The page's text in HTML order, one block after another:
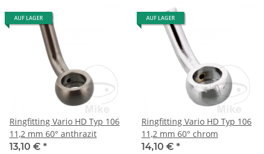
AUF LAGER
Ringfitting Vario HD Typ 106
11,2 mm 60° anthrazit
13,10 € *
AUF LAGER
Ringfitting Vario HD Typ 106
11,2 mm 60° chrom
14,10 € *